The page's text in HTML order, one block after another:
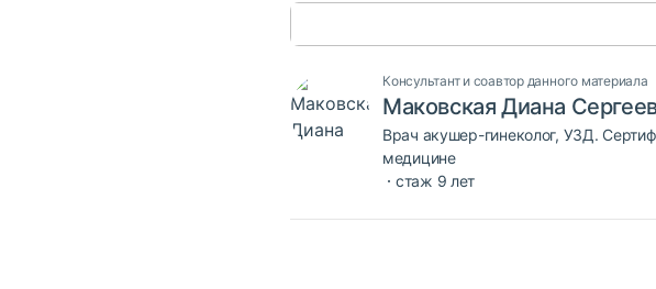
Консультант и соавтор данного материала
Маковская Диана
Врач акушер-гинеколог, УЗД.
медицине
стаж 9 лет